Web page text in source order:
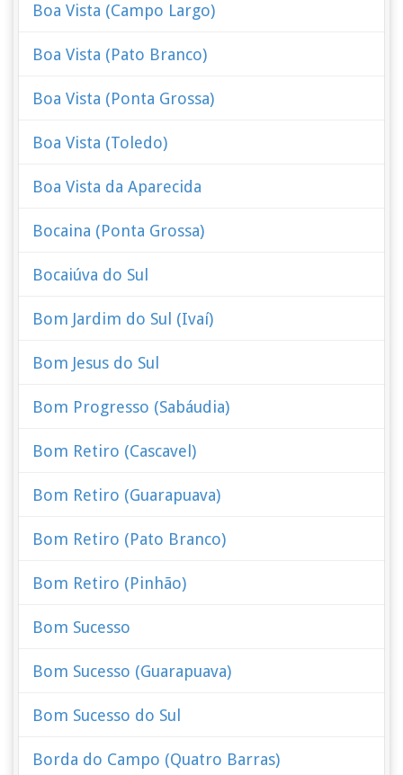
Boa Vista (Campo Largo)
Boa Vista (Pato Branco)
Boa Vista (Ponta Grossa)
Boa Vista (Toledo)
Boa Vista da Aparecida
Bocaina (Ponta Grossa)
Bocaiúva do Sul
Bom Jardim do Sul (Ivaí)
Bom Jesus do Sul
Bom Progresso (Sabáudia)
Bom Retiro (Cascavel)
Bom Retiro (Guarapuava)
Bom Retiro (Pato Branco)
Bom Retiro (Pinhão)
Bom Sucesso
Bom Sucesso (Guarapuava)
Bom Sucesso do Sul
Borda do Campo (Quatro Barras)